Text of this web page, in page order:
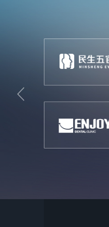
Previous